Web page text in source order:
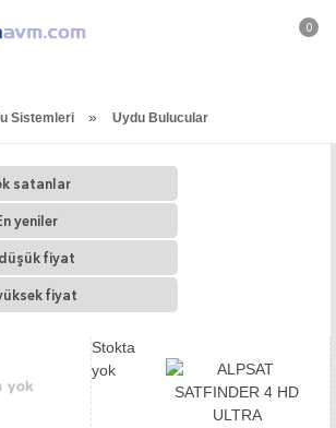
0
Sistemleri » Uydu Bulucular
satanlar
yeniler
fiyat
fiyat
Stokta
yok